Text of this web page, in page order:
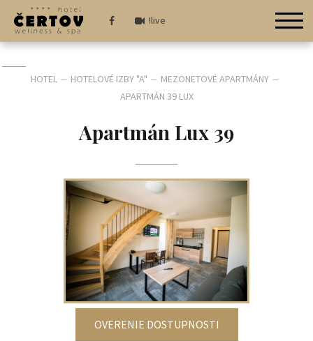
!live
HOTEL — HOTELOVÉ IZBY "A" — MEZONETOVÉ APARTMÁNY —
APARTMÁN 39 LUX
Apartmán Lux 39
OVERENIE DOSTUPNOSTI